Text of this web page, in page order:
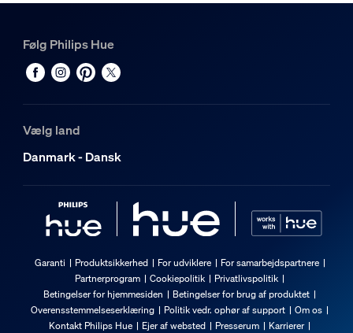
Følg Philips Hue
Vælg land
Danmark - Dansk
Garanti Produktsikkerhed For udviklere
For samarbejdspartnere
Partnerprogram
Cookiepolitik
Privatlivspolitik
Betingelser for hjemmesiden
Betingelser for brug af produktet
Overensstemmelseserklæring
Politik vedr. ophør af support
Om os
Kontakt Philips Hue
Ejer af websted Presserum Karrierer